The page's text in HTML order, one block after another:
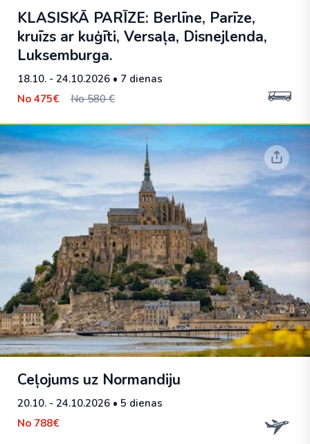
KLASISKĀ PARĪZE: Berlīne, Parīze,
kruīzs ar kuģīti, Versaļa, Disnejlenda,
Luksemburga.
18.10. - 24.10.2026 • 7 dienas
No 475€ No 580 €
Ceļojums uz Normandiju
20.10. - 24.10.2026 • 5 dienas
No 788€